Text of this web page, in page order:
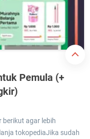
Pemula (+
berikut agar lebih
tokopediaJika sudah